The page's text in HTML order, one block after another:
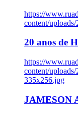
https://
content/
20 anos de
https://
content/
335x256.jpg
JAMESON